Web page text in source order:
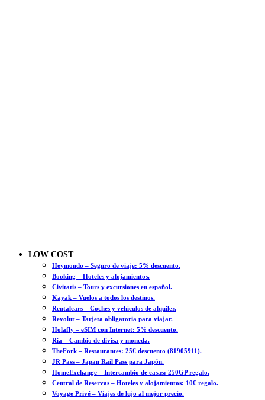
LOW COST
Heymondo – Seguro de viaje: 5% descuento.
Booking – Hoteles y alojamientos.
Civitatis – Tours y excursiones en español.
Kayak – Vuelos a todos los destinos.
Rentalcars – Coches y vehículos de alquiler.
Revolut – Tarjeta obligatoria para viajar.
Holafly – eSIM con Internet: 5% descuento.
Ria – Cambio de divisa y moneda.
TheFork – Restaurantes: 25€ descuento (81905911).
JR Pass – Japan Rail Pass para Japón.
HomeExchange – Intercambio de casas: 250GP regalo.
Central de Reservas – Hoteles y alojamientos: 10€ regalo.
Voyage Privé – Viajes de lujo al mejor precio.